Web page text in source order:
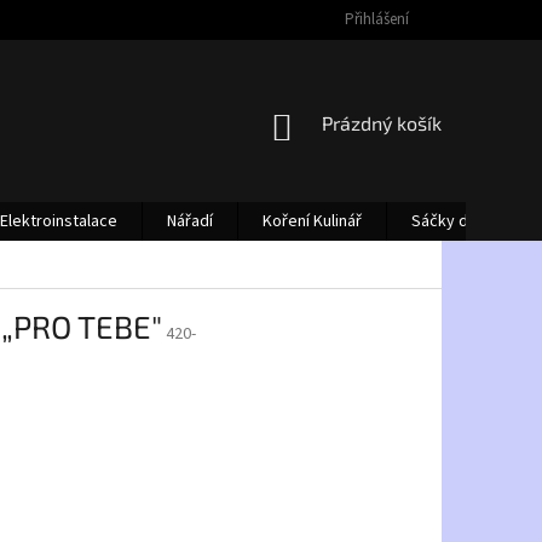
Přihlášení
NÁKUPNÍ
Prázdný košík
Elektroinstalace Nářadí Koření Kulinář
Sáčky do
TEBE" 420-